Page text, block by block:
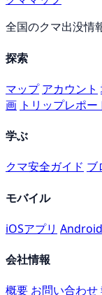
全国のクマ出没情
探索
マップ アカウント
画 トリップレポー
学ぶ
クマ安全ガイド ブ
モバイル
iOSアプリ
会社情報
概要 お問い合わせ